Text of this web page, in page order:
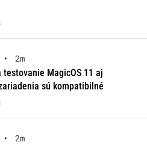
•
2m
testovanie MagicOS 11 aj
sú kompatibilné
•
2m